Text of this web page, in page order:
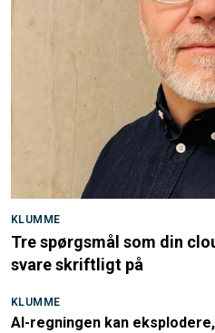
KLUMME
Tre spørgsmål som din
svare skriftligt på
KLUMME
AI-regningen kan